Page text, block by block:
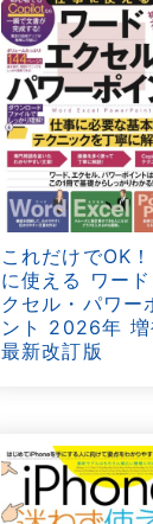
これだけでOK
に使える ワー
クセル・パワー
ント 2026年 増
最新改訂版